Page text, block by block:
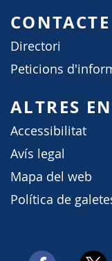
CONTACTE
Directori
Peticions
ALTRES
Accessibilitat
Avís legal
Mapa del web
Política de